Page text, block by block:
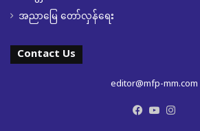
အညာမြေ တော်လှန်ရေး
Contact Us
editor@mfp-mm.com
Facebook
YouTube